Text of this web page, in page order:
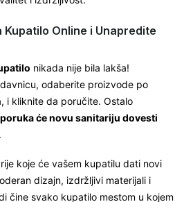
Online i Unapredite
nikada nije bila lakša!
odaberite proizvode po
i kliknite da poručite. Ostalo
će novu sanitariju dovesti
.
koje će vašem kupatilu dati novi
dizajn, izdržljivi materijali i
čine svako kupatilo mestom u kojem